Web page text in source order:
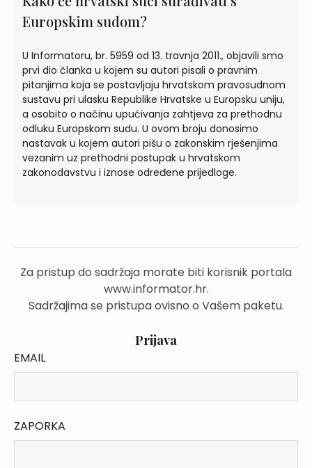
Europskim sudom?
U Informatoru, br. 5959 od 13. travnja 2011., objavili smo
prvi dio članka u kojem su autori pisali o pravnim
pitanjima koja se postavljaju hrvatskom pravosudnom
sustavu pri ulasku Republike Hrvatske u Europsku uniju,
a osobito o načinu upućivanja zahtjeva za prethodnu
odluku Europskom sudu. U ovom broju donosimo
nastavak u kojem autori pišu o zakonskim rješenjima
vezanim uz prethodni postupak u hrvatskom
zakonodavstvu i iznose određene prijedloge.
Za pristup do sadržaja morate biti korisnik portala
www.informator.hr.
Sadržajima se pristupa ovisno o Vašem paketu.
Prijava
EMAIL
ZAPORKA